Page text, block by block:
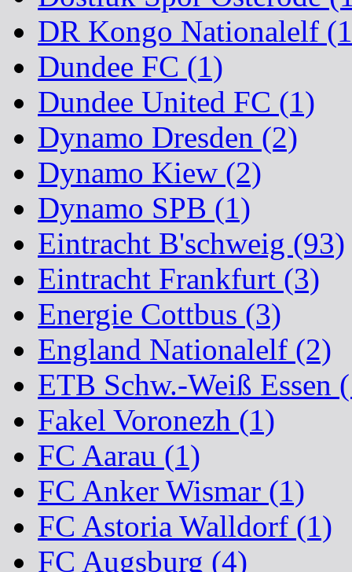
DR Kongo Nationalelf
Dundee FC (1)
Dundee United FC (1)
Dynamo Dresden (2)
Dynamo Kiew (2)
Dynamo SPB (1)
Eintracht B'schweig (93)
Eintracht Frankfurt (3)
Energie Cottbus (3)
England Nationalelf (2)
ETB Schw.-Weiß Essen
Fakel Voronezh (1)
FC Aarau (1)
FC Anker Wismar (1)
FC Astoria Walldorf (1)
FC Augsburg (4)